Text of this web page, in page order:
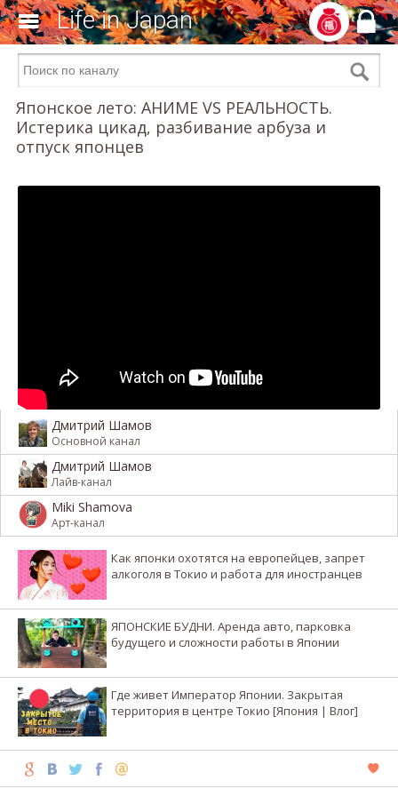
Life in Japan
Японское лето: АНИМЕ VS РЕАЛЬНОСТЬ.
Истерика цикад, разбивание арбуза и
отпуск японцев
Дмитрий Шамов
Основной канал
Дмитрий Шамов
Лайв-канал
Miki Shamova
Арт-канал
Как японки охотятся на европейцев, запрет
алкоголя в Токио и работа для иностранцев
ЯПОНСКИЕ БУДНИ. Аренда авто, парковка
будущего и сложности работы в Японии
Где живет Император Японии. Закрытая
территория в центре Токио [Япония | Влог]